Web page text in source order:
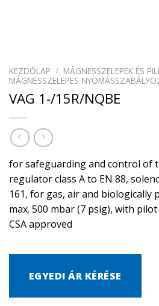
KEZDŐLAP / MÁGNESSZELEPEK ÉS
MÁGNESSZELEPES
VAG 1-/15R/NQBE
for safeguarding and control of
regulator class A to EN 88,
161, for gas, air and biologically
max. 500 mbar (7 psig), with
CSA approved
EGYEDI ÁR KÉRÉSE